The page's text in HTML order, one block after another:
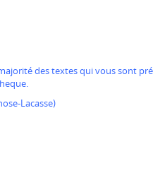
des textes qui vous sont
Lacasse)